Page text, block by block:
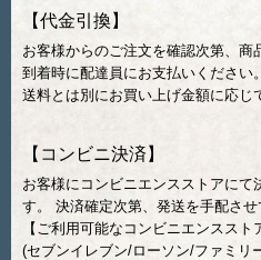
【代金引換】
お客様からのご注文を確認次第、商
到着時に配達員にお支払いください。
送料とは別にお買い上げ金額に応じ
【コンビニ決済】
お客様にコンビニエンスストアにて
す。 決済確定次第、発送を手配させ
【ご利用可能なコンビニエンススト
(セブンイレブン/ローソン/ファミリ